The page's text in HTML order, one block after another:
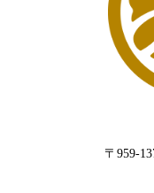
〒959-